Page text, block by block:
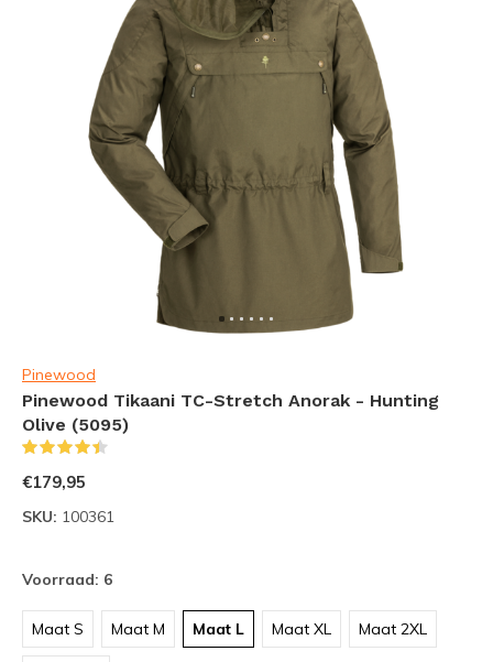
Pinewood
Pinewood Tikaani TC-Stretch Anorak - Hunting
Olive (5095)
€179,95
SKU: 100361
Voorraad: 6
Maat S Maat M Maat L Maat XL Maat 2XL